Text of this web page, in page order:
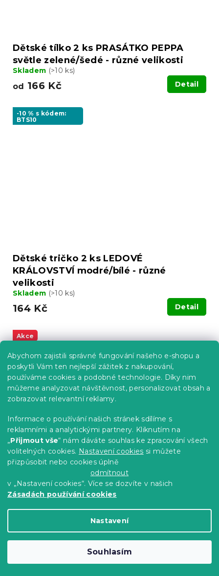
Abychom zajistili správné fungování našeho e-shopu a
poskytli Vám ten nejlepší zážitek z nakupování,
používáme cookies a podobné technologie. Díky nim
můžeme analyzovat návštěvnost, personalizovat obsah a
zobrazovat relevantní reklamy.
Informace o používání našich stránek sdílíme s
reklamními a analytickými partnery. Kliknutím na
„Přijmout vše“ nám dáváte souhlas ke zpracování všech
volitelných cookies. Nastavení cookies si můžete
přizpůsobit nebo cookies úplně
odmítnout
v „Nastavení cookies“. Více se dozvíte v našich
Zásadách používání cookies
Nastavení
Souhlasím
Dětské tílko 2 ks PRASÁTKO PEPPA
světle zelené/šedé - různé velikosti
Skladem (>10 ks)
od 166 Kč Detail
-10 % s kódem:
BTS10
Dětské tričko 2 ks LEDOVÉ
KRÁLOVSTVÍ modré/bílé - různé
velikosti
Skladem (>10 ks)
164 Kč Detail
Akce
BTS10
Dětské tričko HOGWARTS krémové -
různé velikosti